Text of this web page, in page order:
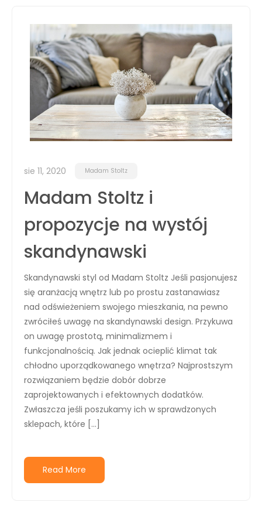
sie 11, 2020 Madam Stoltz
Madam Stoltz i
propozycje na wystój
skandynawski
Skandynawski styl od Madam Stoltz Jeśli pasjonujesz
się aranżacją wnętrz lub po prostu zastanawiasz
nad odświeżeniem swojego mieszkania, na pewno
zwróciłeś uwagę na skandynawski design. Przykuwa
on uwagę prostotą, minimalizmem i
funkcjonalnością. Jak jednak ocieplić klimat tak
chłodno uporządkowanego wnętrza? Najprostszym
rozwiązaniem będzie dobór dobrze
zaprojektowanych i efektownych dodatków.
Zwłaszcza jeśli poszukamy ich w sprawdzonych
sklepach, które […]
Read More